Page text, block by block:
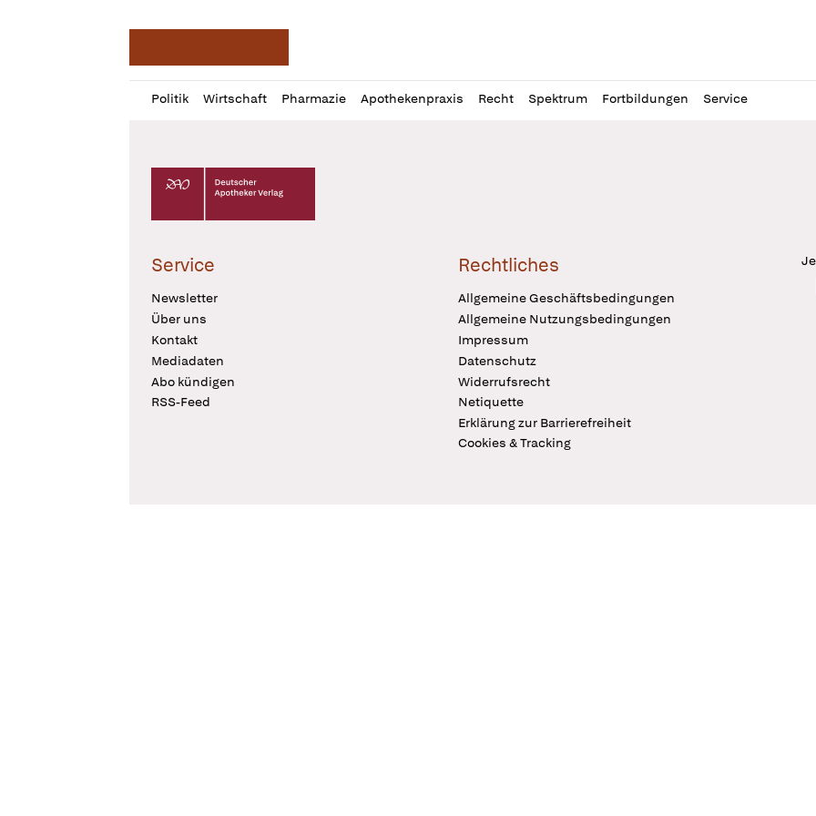
Politik Wirtschaft Pharmazie Apothekenpraxis Recht Spektrum Fortbildungen Service
Profil
öffnen
Daz
Pur
Deutscher Apotheker Verlag Logo
Service
Newsletter
Über uns
Kontakt
Mediadaten
Abo kündigen
RSS-Feed
Rechtliches
Allgemeine Geschäftsbedingungen
Allgemeine Nutzungsbedingungen
Impressum
Datenschutz
Widerrufsrecht
Netiquette
Erklärung zur Barrierefreiheit
Cookies & Tracking